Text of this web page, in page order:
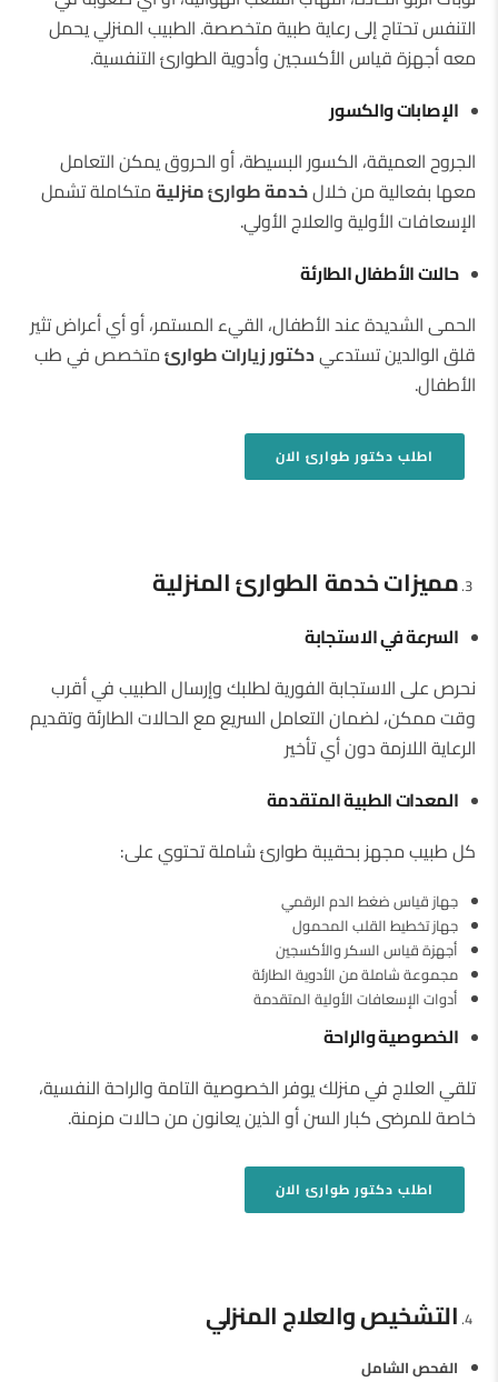
التنفس تحتاج إلى رعاية طبية متخصصة. الطبيب المنزلي يحمل
معه أجهزة قياس الأكسجين وأدوية الطوارئ التنفسية.
الإصابات والكسور
الجروح العميقة، الكسور البسيطة، أو الحروق يمكن التعامل
معها بفعالية من خلالخدمة طوارئ منزليةمتكاملة تشمل
الإسعافات الأولية والعلاج الأولي.
حالات الأطفال الطارئة
الحمى الشديدة عند الأطفال، القيء المستمر، أو أي أعراض تثير
قلق الوالدين تستدعيدكتور زيارات طوارئمتخصص في طب
الأطفال.
اطلب دكتور طوارئ الان
مميزات خدمة الطوارئ المنزلية
السرعة في الاستجابة
نحرص على الاستجابة الفورية لطلبك وإرسال الطبيب في أقرب
وقت ممكن، لضمان التعامل السريع مع الحالات الطارئة وتقديم
الرعاية اللازمة دون أي تأخير
المعدات الطبية المتقدمة
كل طبيب مجهز بحقيبة طوارئ شاملة تحتوي على:
جهاز قياس ضغط الدم الرقمي
جهاز تخطيط القلب المحمول
أجهزة قياس السكر والأكسجين
مجموعة شاملة من الأدوية الطارئة
أدوات الإسعافات الأولية المتقدمة
الخصوصية والراحة
تلقي العلاج في منزلك يوفر الخصوصية التامة والراحة النفسية،
خاصة للمرضى كبار السن أو الذين يعانون من حالات مزمنة.
اطلب دكتور طوارئ الان
التشخيص والعلاج المنزلي
الفحص الشامل